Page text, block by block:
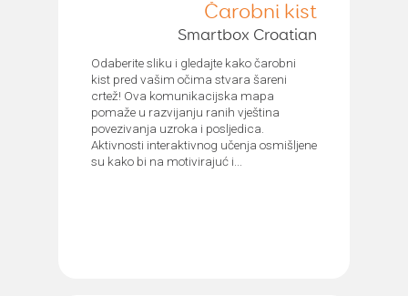
Čarobni kist
Smartbox Croatian
Odaberite sliku i gledajte kako čarobni
kist pred vašim očima stvara šareni
crtež! Ova komunikacijska mapa
pomaže u razvijanju ranih vještina
povezivanja uzroka i posljedica.
Aktivnosti interaktivnog učenja osmišljene
su kako bi na motivirajuć i...